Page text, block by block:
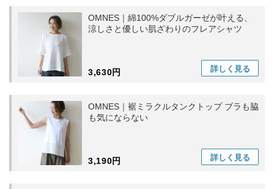
OMNES｜綿100%ダブルガーゼが叶える、
涼しさと優しい肌ざわりのフレアシャツ
3,630円 詳しく 見る
OMNES｜裾ミラクルタンクトップ ブラも脇
も気にならない
3,190円 詳しく 見る